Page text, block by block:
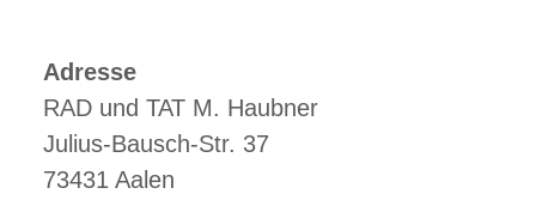
Adresse
RAD und TAT M. Haubner
Julius-Bausch-Str. 37
73431 Aalen